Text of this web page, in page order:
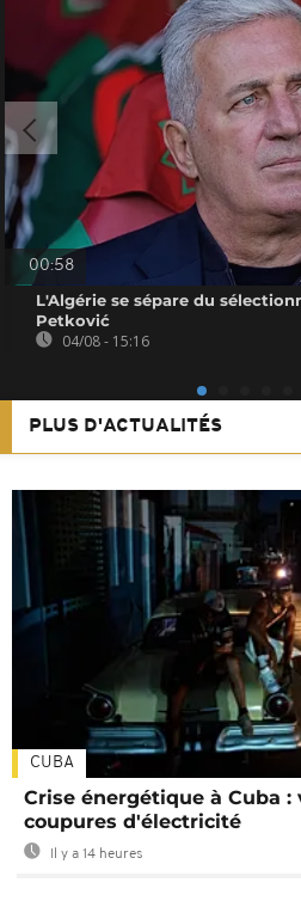
00:58
L'Algérie se sépare du
Petković
04/08 - 15:16
PLUS D'ACTUALITÉS
CUBA
Crise énergétique à Cuba
coupures d'électricité
Il y a 14 heures